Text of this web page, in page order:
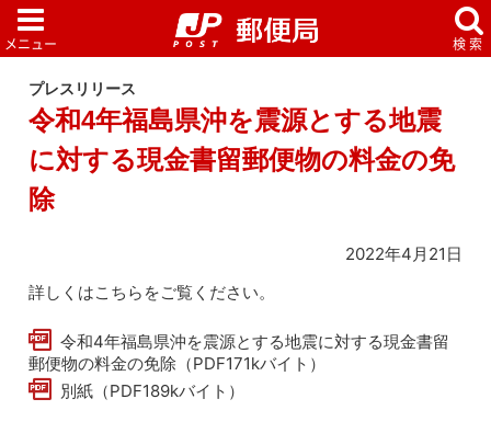
プレスリリース
令和4年福島県沖を震源とする地震
に対する現金書留郵便物の料金の免
除
2022年4月21日
詳しくはこちらをご覧ください。
令和4年福島県沖を震源とする地震に対する現金書留
郵便物の料金の免除（PDF171kバイト）
別紙（PDF189kバイト）